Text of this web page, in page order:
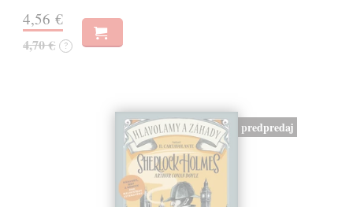
4,56 €
4,70 € ?
predpredaj